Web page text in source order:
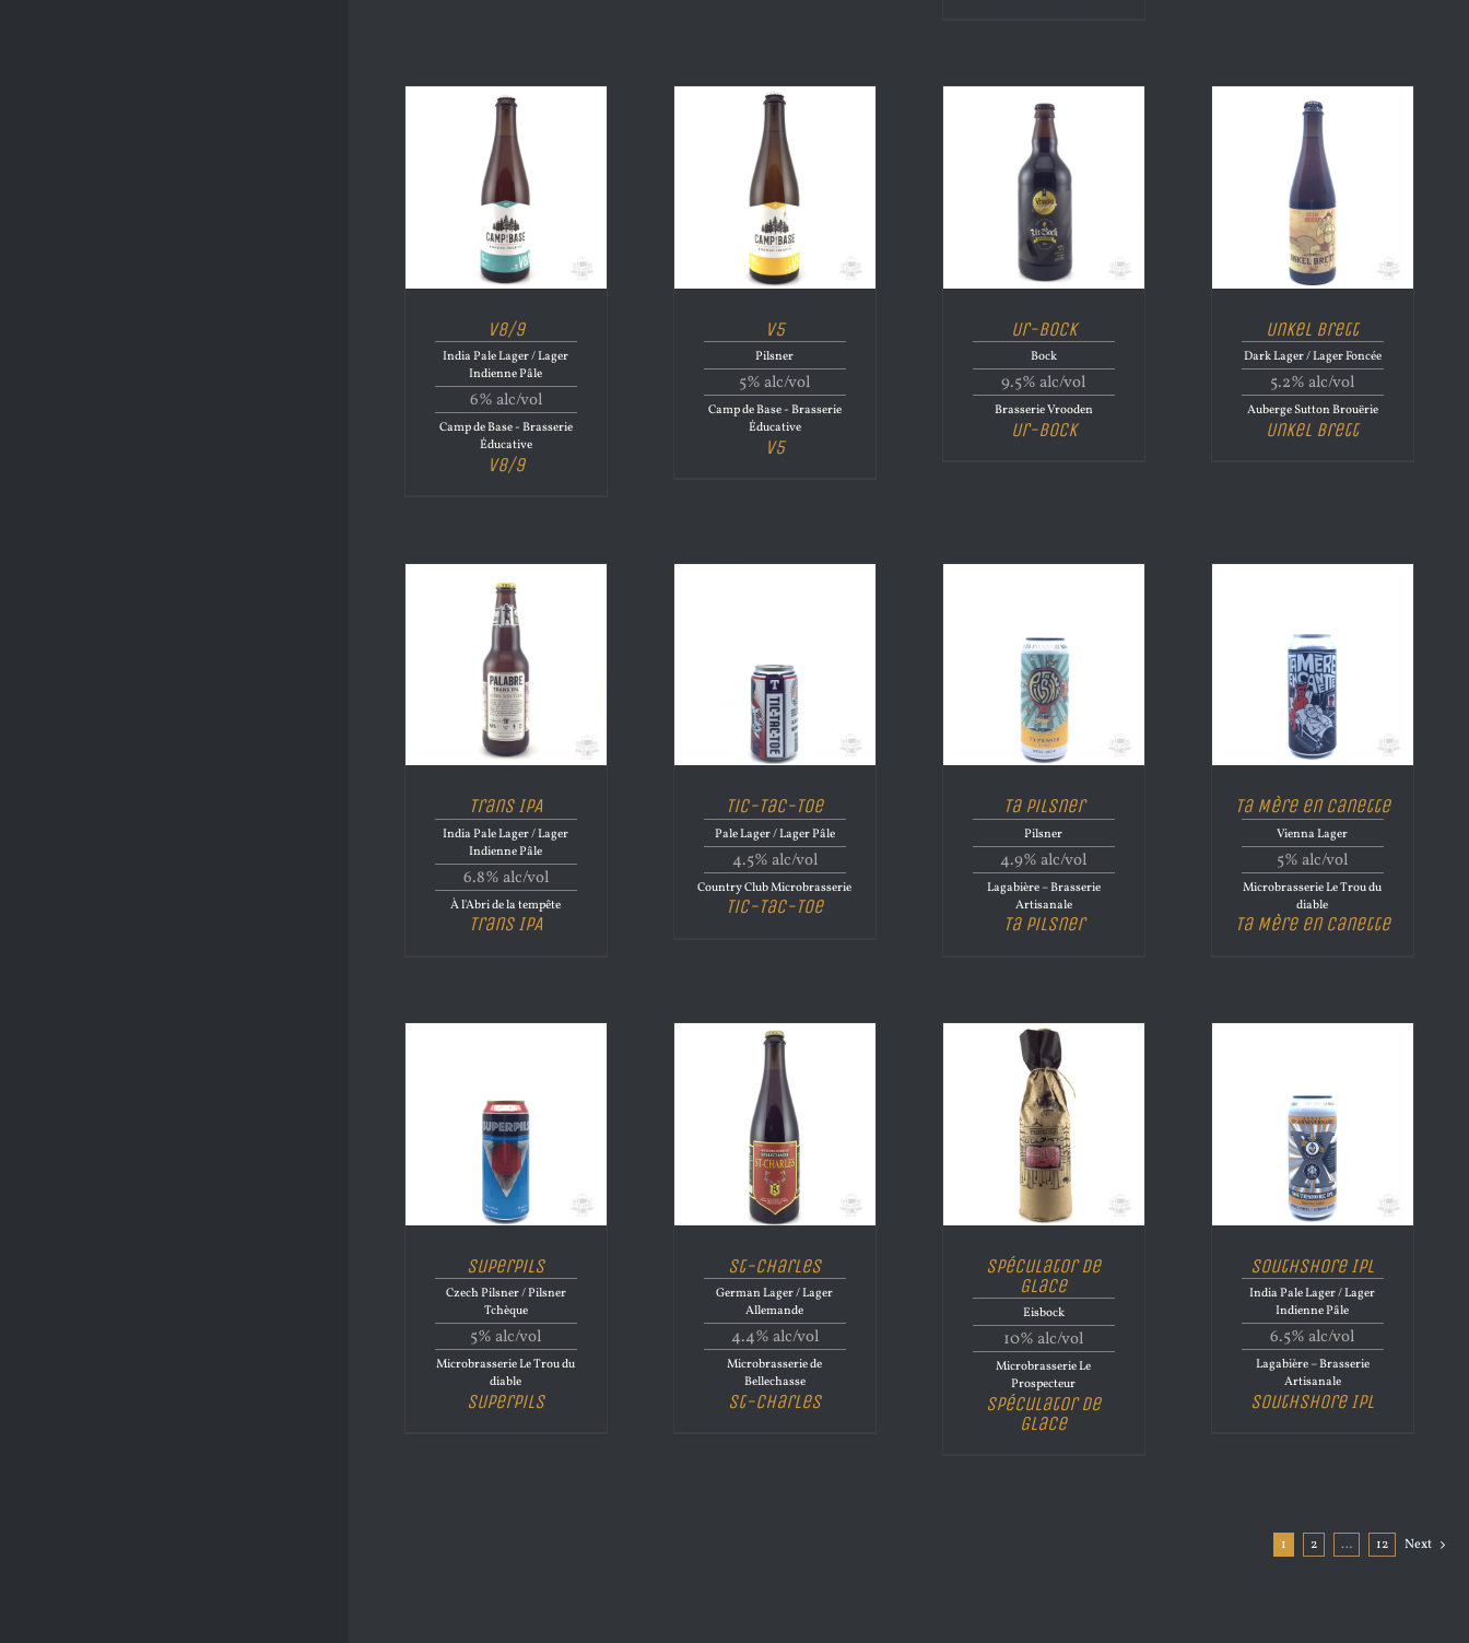
V8/9
India Pale Lager / Lager
Indienne Pâle
6% alc/vol
Camp de Base - Brasserie
Éducative
V8/9
V5
Pilsner
5% alc/vol
Camp de Base - Brasserie
Éducative
V5
Ur-Bock
Bock
9.5% alc/vol
Brasserie Vrooden
Ur-Bock
Unkel Brett
Dark Lager / Lager Foncée
5.2% alc/vol
Auberge Sutton Brouërie
Unkel Brett
Trans IPA
India Pale Lager / Lager
Indienne Pâle
6.8% alc/vol
À l'Abri de la tempête
Trans IPA
Tic-Tac-Toe
Pale Lager / Lager Pâle
4.5% alc/vol
Country Club Microbrasserie
Tic-Tac-Toe
Ta Pilsner
Pilsner
4.9% alc/vol
Lagabière – Brasserie
Artisanale
Ta Pilsner
Ta Mère en Canette
Vienna Lager
5% alc/vol
Microbrasserie Le Trou du
diable
Ta Mère en Canette
Superpils
Czech Pilsner / Pilsner
Tchèque
5% alc/vol
Microbrasserie Le Trou du
diable
Superpils
St-Charles
German Lager / Lager
Allemande
4.4% alc/vol
Microbrasserie de
Bellechasse
St-Charles
Spéculator de
Glace
Eisbock
10% alc/vol
Microbrasserie Le
Prospecteur
Spéculator de
Glace
Southshore IPL
India Pale Lager / Lager
Indienne Pâle
6.5% alc/vol
Lagabière – Brasserie
Artisanale
Southshore IPL
1 2 … 12 Next